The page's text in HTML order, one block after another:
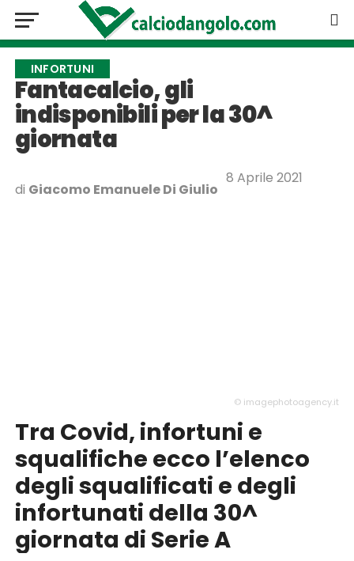
INFORTUNI
Fantacalcio, gli
indisponibili per la 30^
giornata
di Giacomo Emanuele Di Giulio
8 Aprile 2021
© imagephotoagency.it
Tra Covid, infortuni e
squalifiche ecco l’elenco
degli squalificati e degli
infortunati della 30^
giornata di Serie A